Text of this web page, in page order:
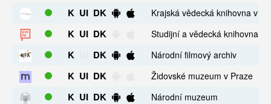
K UI DK Krajská vědecká knihovna v
K UI DK Studijní a vědecká knihovna
K DK Národní filmový archiv
K UI DK Židovské muzeum v Praze
K UI DK Národní muzeum